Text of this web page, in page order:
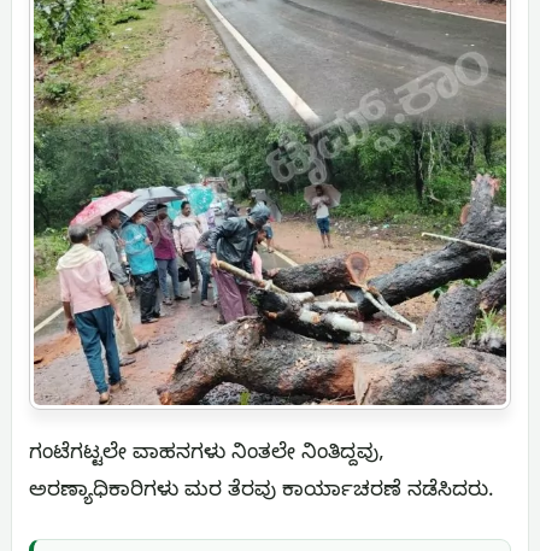
ಗಂಟೆಗಟ್ಟಲೇ ವಾಹನಗಳು ನಿಂತಲೇ ನಿಂತಿದ್ದವು,
ಅರಣ್ಯಾಧಿಕಾರಿಗಳು ಮರ ತೆರವು ಕಾರ್ಯಾಚರಣೆ ನಡೆಸಿದರು‌.